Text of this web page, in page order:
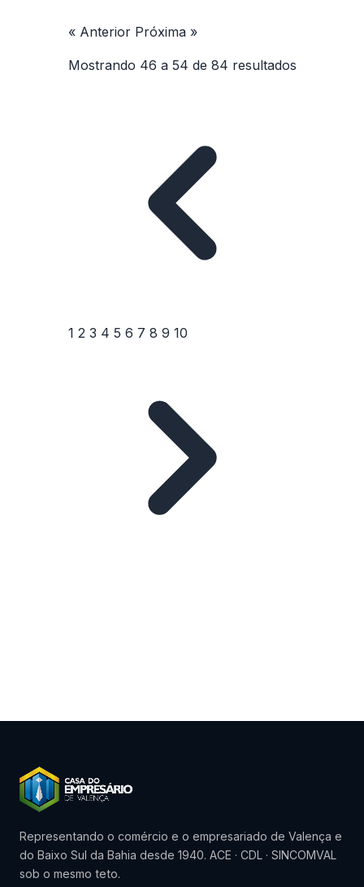
« Anterior Próxima »
Mostrando 46 a 54 de 84 resultados
1 2 3 4 5 6 7 8 9 10
Representando o comércio e o empresariado de Valença e
do Baixo Sul da Bahia desde 1940. ACE · CDL · SINCOMVAL
sob o mesmo teto.